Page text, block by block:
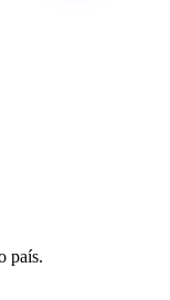
país.